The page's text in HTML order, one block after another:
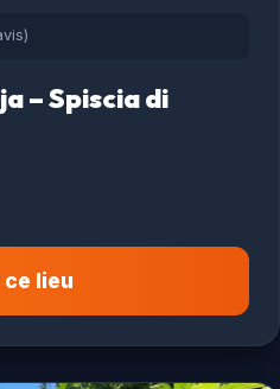
– Spiscia di
lieu